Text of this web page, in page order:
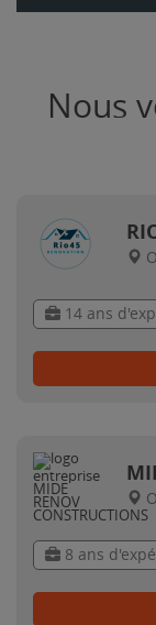
Nous
14 ans
8 ans